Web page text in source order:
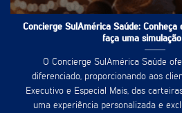
Concierge SulAmérica Saúde:
faça uma
O Concierge SulAmérica Saúde
diferenciado, proporcionando aos
Executivo e Especial Mais, das
uma experiência personalizada e